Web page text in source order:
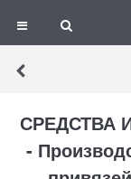
СРЕДСТВА
-